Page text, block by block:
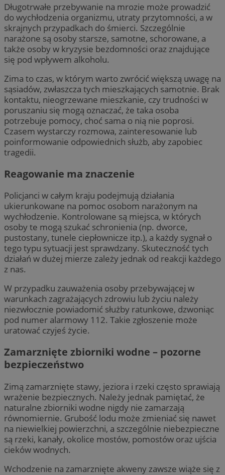
Długotrwałe przebywanie na mrozie może prowadzić
do wychłodzenia organizmu, utraty przytomności, a w
skrajnych przypadkach do śmierci. Szczególnie
narażone są osoby starsze, samotne, schorowane, a
także osoby w kryzysie bezdomności oraz znajdujące
się pod wpływem alkoholu.
Zima to czas, w którym warto zwrócić większą uwagę na
sąsiadów, zwłaszcza tych mieszkających samotnie. Brak
kontaktu, nieogrzewane mieszkanie, czy trudności w
poruszaniu się mogą oznaczać, że taka osoba
potrzebuje pomocy, choć sama o nią nie poprosi.
Czasem wystarczy rozmowa, zainteresowanie lub
poinformowanie odpowiednich służb, aby zapobiec
tragedii.
Reagowanie ma znaczenie
Policjanci w całym kraju podejmują działania
ukierunkowane na pomoc osobom narażonym na
wychłodzenie. Kontrolowane są miejsca, w których
osoby te mogą szukać schronienia (np. dworce,
pustostany, tunele ciepłownicze itp.), a każdy sygnał o
tego typu sytuacji jest sprawdzany. Skuteczność tych
działań w dużej mierze zależy jednak od reakcji każdego
z nas.
W przypadku zauważenia osoby przebywającej w
warunkach zagrażających zdrowiu lub życiu należy
niezwłocznie powiadomić służby ratunkowe, dzwoniąc
pod numer alarmowy 112. Takie zgłoszenie może
uratować czyjeś życie.
Zamarznięte zbiorniki wodne – pozorne
bezpieczeństwo
Zimą zamarznięte stawy, jeziora i rzeki często sprawiają
wrażenie bezpiecznych. Należy jednak pamiętać, że
naturalne zbiorniki wodne nigdy nie zamarzają
równomiernie. Grubość lodu może zmieniać się nawet
na niewielkiej powierzchni, a szczególnie niebezpieczne
są rzeki, kanały, okolice mostów, pomostów oraz ujścia
cieków wodnych.
Wchodzenie na zamarznięte akweny zawsze wiąże się z